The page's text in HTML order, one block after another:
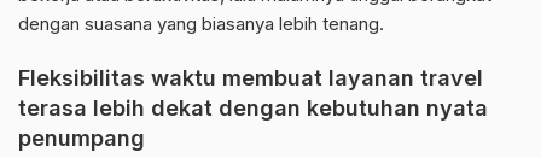
dengan suasana yang biasanya lebih tenang.
Fleksibilitas waktu membuat layanan travel
terasa lebih dekat dengan kebutuhan nyata
penumpang